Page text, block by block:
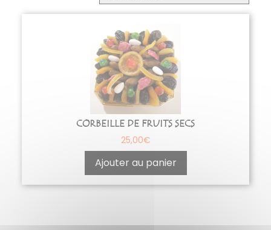
CORBEILLE DE FRUITS SECS
25,00€
Ajouter au panier